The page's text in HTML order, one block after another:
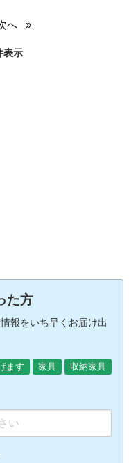
へ
表示
た方
報をいち早くお届け出
ます 家具
収納家具